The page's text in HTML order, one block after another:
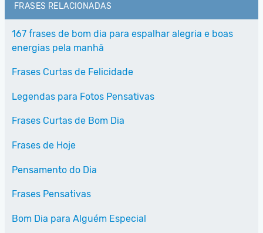
FRASES RELACIONADAS
167 frases de bom dia para espalhar alegria e boas
energias pela manhã
Frases Curtas de Felicidade
Legendas para Fotos Pensativas
Frases Curtas de Bom Dia
Frases de Hoje
Pensamento do Dia
Frases Pensativas
Bom Dia para Alguém Especial